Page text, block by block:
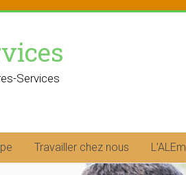
Services
Travailler chez nous L’ALEm